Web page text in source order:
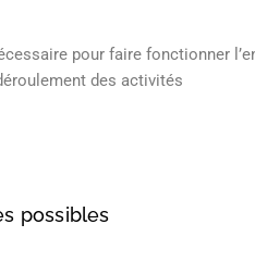
pour faire fonctionner
des activités
possibles